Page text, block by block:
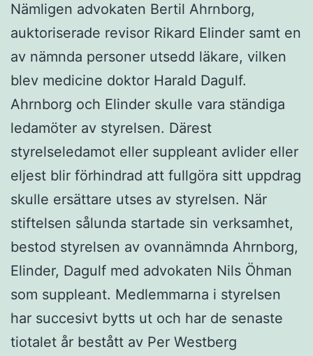
Nämligen advokaten Bertil Ahrnborg,
auktoriserade revisor Rikard Elinder samt en
av nämnda personer utsedd läkare, vilken
blev medicine doktor Harald Dagulf.
Ahrnborg och Elinder skulle vara ständiga
ledamöter av styrelsen. Därest
styrelseledamot eller suppleant avlider eller
eljest blir förhindrad att fullgöra sitt uppdrag
skulle ersättare utses av styrelsen. När
stiftelsen sålunda startade sin verksamhet,
bestod styrelsen av ovannämnda Ahrnborg,
Elinder, Dagulf med advokaten Nils Öhman
som suppleant. Medlemmarna i styrelsen
har succesivt bytts ut och har de senaste
tiotalet år bestått av Per Westberg